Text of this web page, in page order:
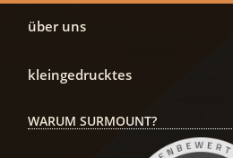
über uns
kleingedrucktes
WARUM SURMOUNT?